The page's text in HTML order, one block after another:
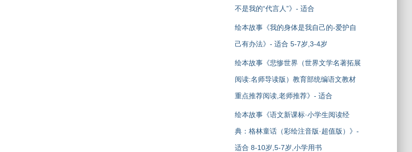
不是我的“代言人”》- 适合
绘本故事《我的身体是我自己的-爱护自
己有办法》- 适合 5-7岁,3-4岁
绘本故事《悲惨世界（世界文学名著拓展
阅读:名师导读版）教育部统编语文教材
重点推荐阅读,老师推荐》- 适合
绘本故事《语文新课标·小学生阅读经
典：格林童话（彩绘注音版·超值版）》-
适合 8-10岁,5-7岁,小学用书